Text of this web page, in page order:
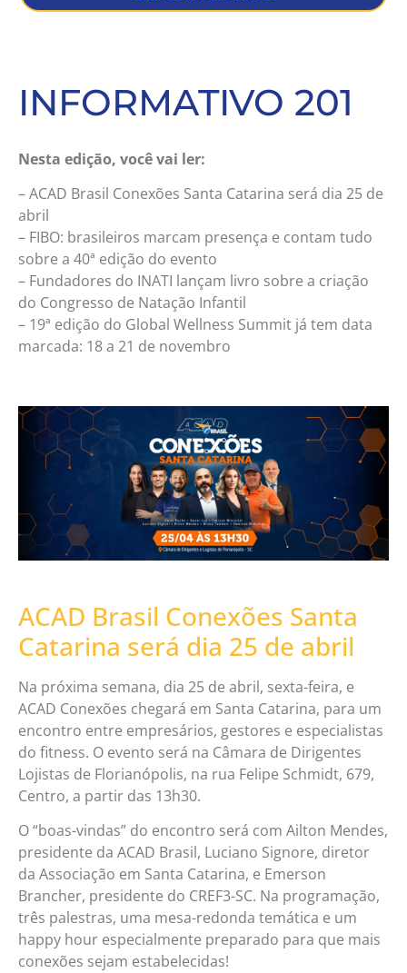
INFORMATIVO 201
Nesta edição, você vai ler:
– ACAD Brasil Conexões Santa Catarina será dia 25 de
abril
– FIBO: brasileiros marcam presença e contam tudo
sobre a 40ª edição do evento
– Fundadores do INATI lançam livro sobre a criação
do Congresso de Natação Infantil
– 19ª edição do Global Wellness Summit já tem data
marcada: 18 a 21 de novembro
ACAD Brasil Conexões Santa
Catarina será dia 25 de abril
Na próxima semana, dia 25 de abril, sexta-feira, e
ACAD Conexões chegará em Santa Catarina, para um
encontro entre empresários, gestores e especialistas
do fitness. O evento será na Câmara de Dirigentes
Lojistas de Florianópolis, na rua Felipe Schmidt, 679,
Centro, a partir das 13h30.
O “boas-vindas” do encontro será com Ailton Mendes,
presidente da ACAD Brasil, Luciano Signore, diretor
da Associação em Santa Catarina, e Emerson
Brancher, presidente do CREF3-SC. Na programação,
três palestras, uma mesa-redonda temática e um
happy hour especialmente preparado para que mais
conexões sejam estabelecidas!